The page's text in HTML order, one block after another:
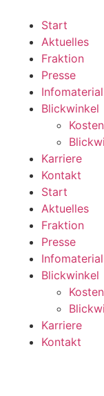
wechseln
Start
Aktuelles
Fraktion
Presse
Infomaterial
Blickwinkel
Karriere
Kontakt
Start
Aktuelles
Fraktion
Presse
Infomaterial
Blickwinkel
Karriere
Kontakt